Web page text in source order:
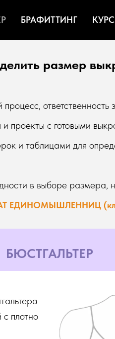
БРАФИТТИНГ
размер
ответственность
проекты с готовыми
и таблицами для
в выборе размера,
ЕДИНОМЫШЛЕННИЦ
БЮСТГАЛЬТЕР
плотно